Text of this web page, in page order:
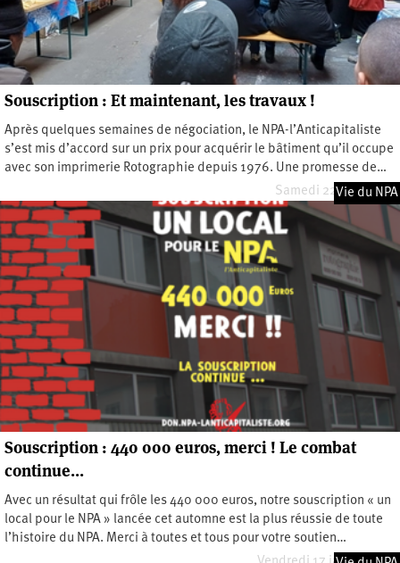
Souscription : Et maintenant, les travaux !
Après quelques semaines de négociation, le NPA-l’Anticapitaliste
s’est mis d’accord sur un prix pour acquérir le bâtiment qu’il occupe
avec son imprimerie Rotographie depuis 1976. Une promesse de…
Samedi 22 mars 2025
Vie du NPA
Souscription : 440 000 euros, merci ! Le combat
continue…
Avec un résultat qui frôle les 440 000 euros, notre souscription « un
local pour le NPA » lancée cet automne est la plus réussie de toute
l’histoire du NPA. Merci à toutes et tous pour votre soutien…